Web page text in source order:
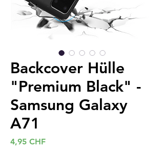
Backcover Hülle
"Premium Black" -
Samsung Galaxy
A71
4,95 CHFPreis